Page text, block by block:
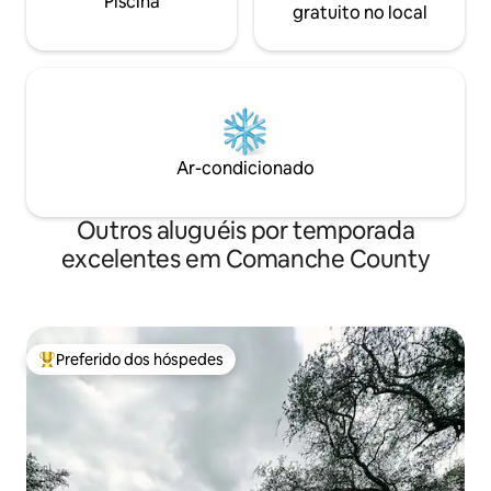
gratuito no local
Ar-condicionado
Outros aluguéis por temporada
excelentes em Comanche County
Entre os melhores preferidos dos hóspedes
Preferido dos hóspedes